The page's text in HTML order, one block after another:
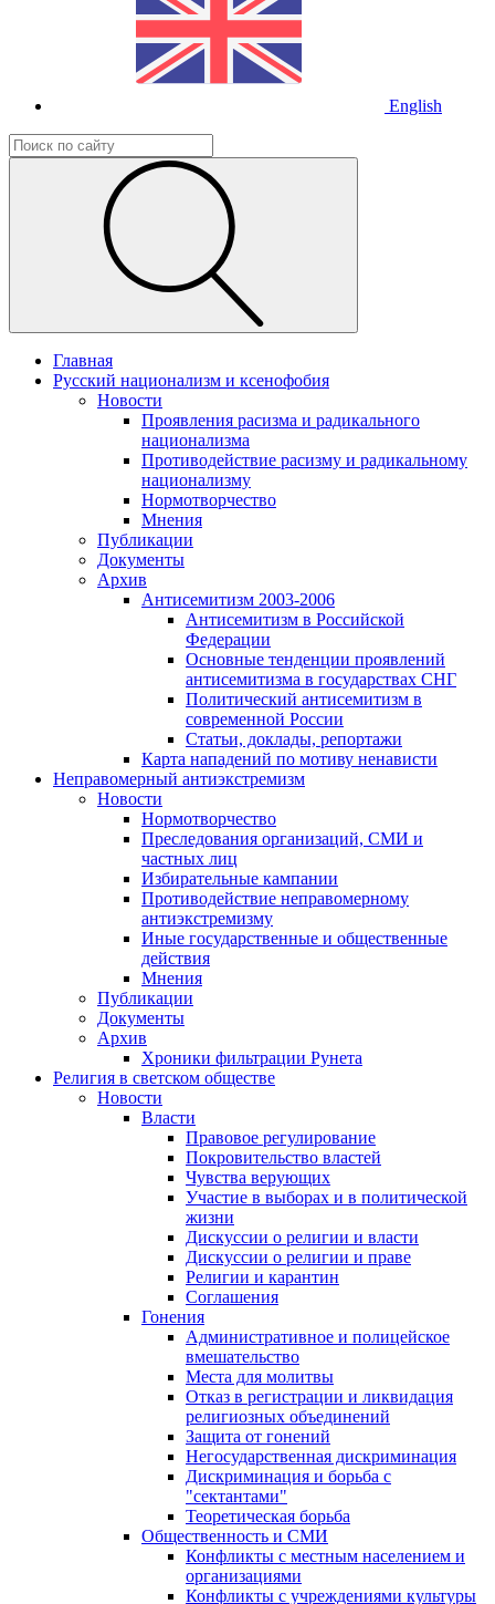
English
Главная
Русский национализм и ксенофобия
Новости
Проявления расизма и радикального
национализма
Противодействие расизму и радикальному
национализму
Нормотворчество
Мнения
Публикации
Документы
Архив
Антисемитизм 2003-2006
Антисемитизм в Российской
Федерации
Основные тенденции проявлений
антисемитизма в государствах СНГ
Политический антисемитизм в
современной России
Статьи, доклады, репортажи
Карта нападений по мотиву ненависти
Неправомерный антиэкстремизм
Новости
Нормотворчество
Преследования организаций, СМИ и
частных лиц
Избирательные кампании
Противодействие неправомерному
антиэкстремизму
Иные государственные и общественные
действия
Мнения
Публикации
Документы
Архив
Хроники фильтрации Рунета
Религия в светском обществе
Новости
Власти
Правовое регулирование
Покровительство властей
Чувства верующих
Участие в выборах и в политической
жизни
Дискуссии о религии и власти
Дискуссии о религии и праве
Религии и карантин
Соглашения
Гонения
Административное и полицейское
вмешательство
Места для молитвы
Отказ в регистрации и ликвидация
религиозных объединений
Защита от гонений
Негосударственная дискриминация
Дискриминация и борьба с
"сектантами"
Теоретическая борьба
Общественность и СМИ
Конфликты с местным населением и
организациями
Конфликты с учреждениями культуры